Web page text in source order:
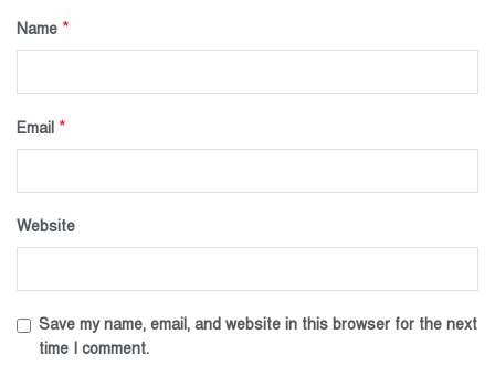
Name *
Email *
Website
Save my name, email, and website in this browser for the next
time I comment.